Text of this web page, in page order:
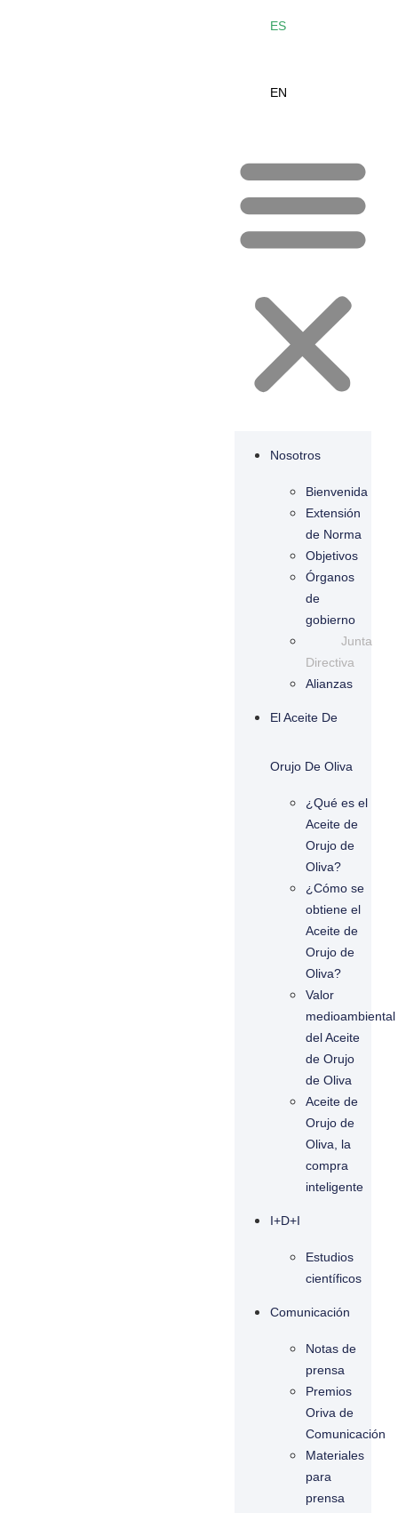
ES
EN
Nosotros
Bienvenida
Extensión
de Norma
Objetivos
Órganos
de
gobierno
Junta
Directiva
Alianzas
El Aceite De
Orujo De Oliva
¿Qué es el
Aceite de
Orujo de
Oliva?
¿Cómo se
obtiene el
Aceite de
Orujo de
Oliva?
Valor
medioambiental
del Aceite
de Orujo
de Oliva
Aceite de
Orujo de
Oliva, la
compra
inteligente
I+D+I
Estudios
científicos
Comunicación
Notas de
prensa
Premios
Oriva de
Comunicación
Materiales
para
prensa